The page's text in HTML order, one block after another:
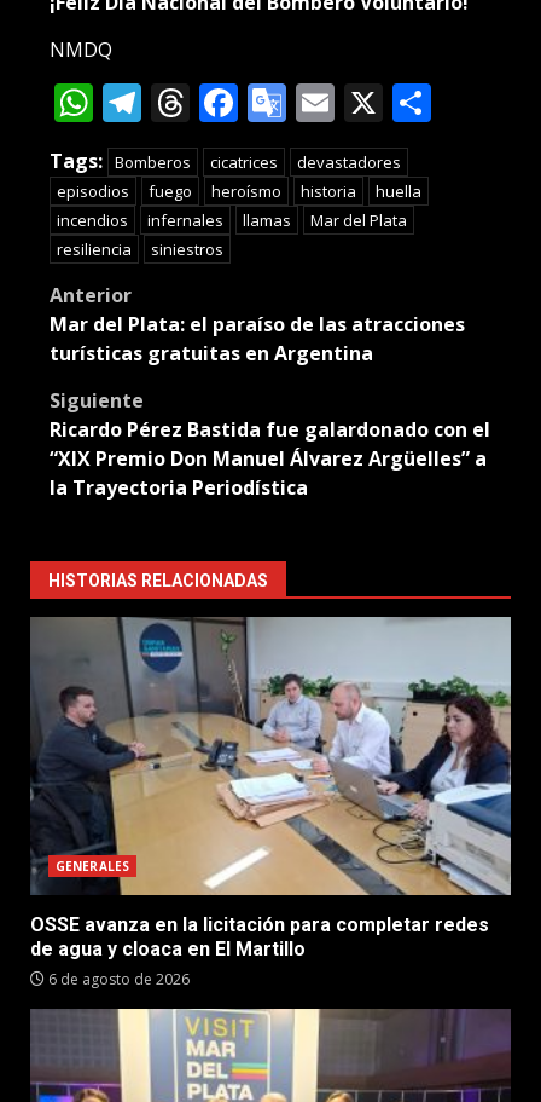
NMDQ
WhatsApp
Telegram
Threads
Facebook
Google
Translate
Email
X
Tags: Bomberos cicatrices
devastadores
episodios
fuego heroísmo historia
huella
incendios
infernales llamas
Mar del Plata
resiliencia
siniestros
Post
navigation
Anterior
Mar del Plata: el paraíso de las atracciones
turísticas gratuitas en Argentina
Siguiente
Ricardo Pérez Bastida fue galardonado con el
“XIX Premio Don Manuel Álvarez Argüelles” a
la Trayectoria Periodística
HISTORIAS RELACIONADAS
GENERALES
OSSE avanza en la licitación para completar redes
de agua y cloaca en El Martillo
6 de agosto de 2026